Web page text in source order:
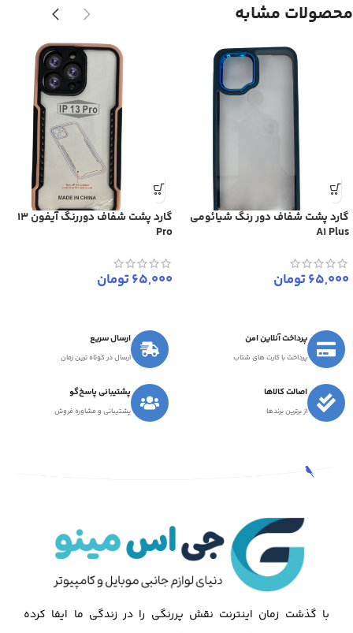
محصولات مشابه
گارد پشت شفاف دور رنگ شیائومی
A1 Plus
65,000تومان
گارد پشت شفاف دوررنگ آیفون 13
Pro
65,000تومان
پرداخت آنلاین امن
پرداخت با کارت های شتاب
ارسال سریع
ارسال در کوتاه ترین زمان
اصالت کالاها
از برترین برندها
پشتیبانی پاسخ‌گو
پشتیبانی و مشاوره فروش
با گذشت زمان اینترنت نقش پررنگی را در زندگی ما ایفا کرده